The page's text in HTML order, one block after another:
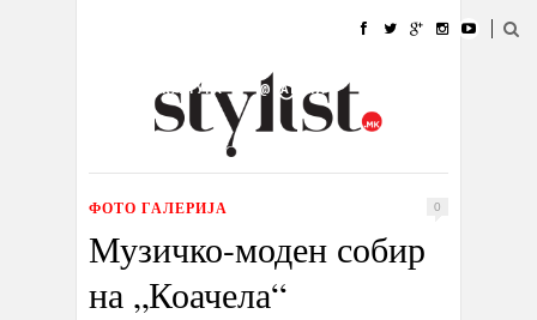
УБАВИНА
КУЛТУРА @РАБОТА
ИЗЛОГ
ФОТО ГАЛЕРИЈА 0
Музичко-моден собир
на „Коачела“